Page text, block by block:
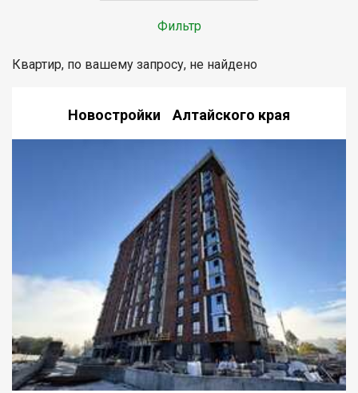
Фильтр
Квартир, по вашему запросу, не найдено
Новостройки Алтайского края